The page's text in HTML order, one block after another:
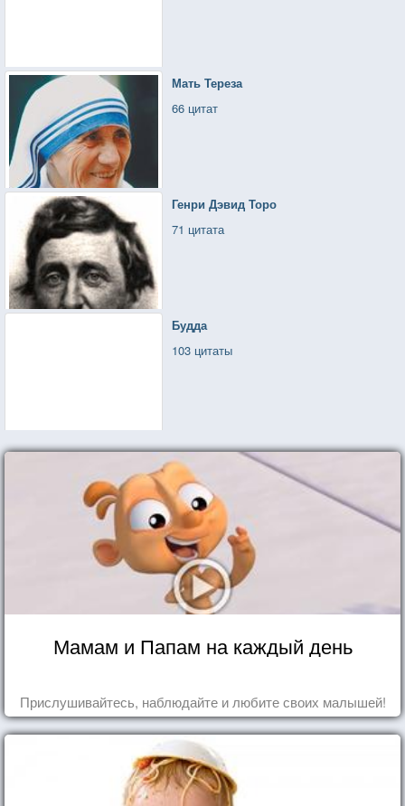
Мать Тереза
66 цитат
Генри Дэвид Торо
71 цитата
Будда
103 цитаты
Мамам и Папам на каждый день
Прислушивайтесь, наблюдайте и любите своих малышей!